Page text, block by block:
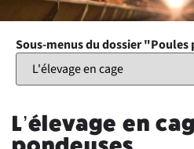
Sous-menus du dossier "Poules
L’élevage en